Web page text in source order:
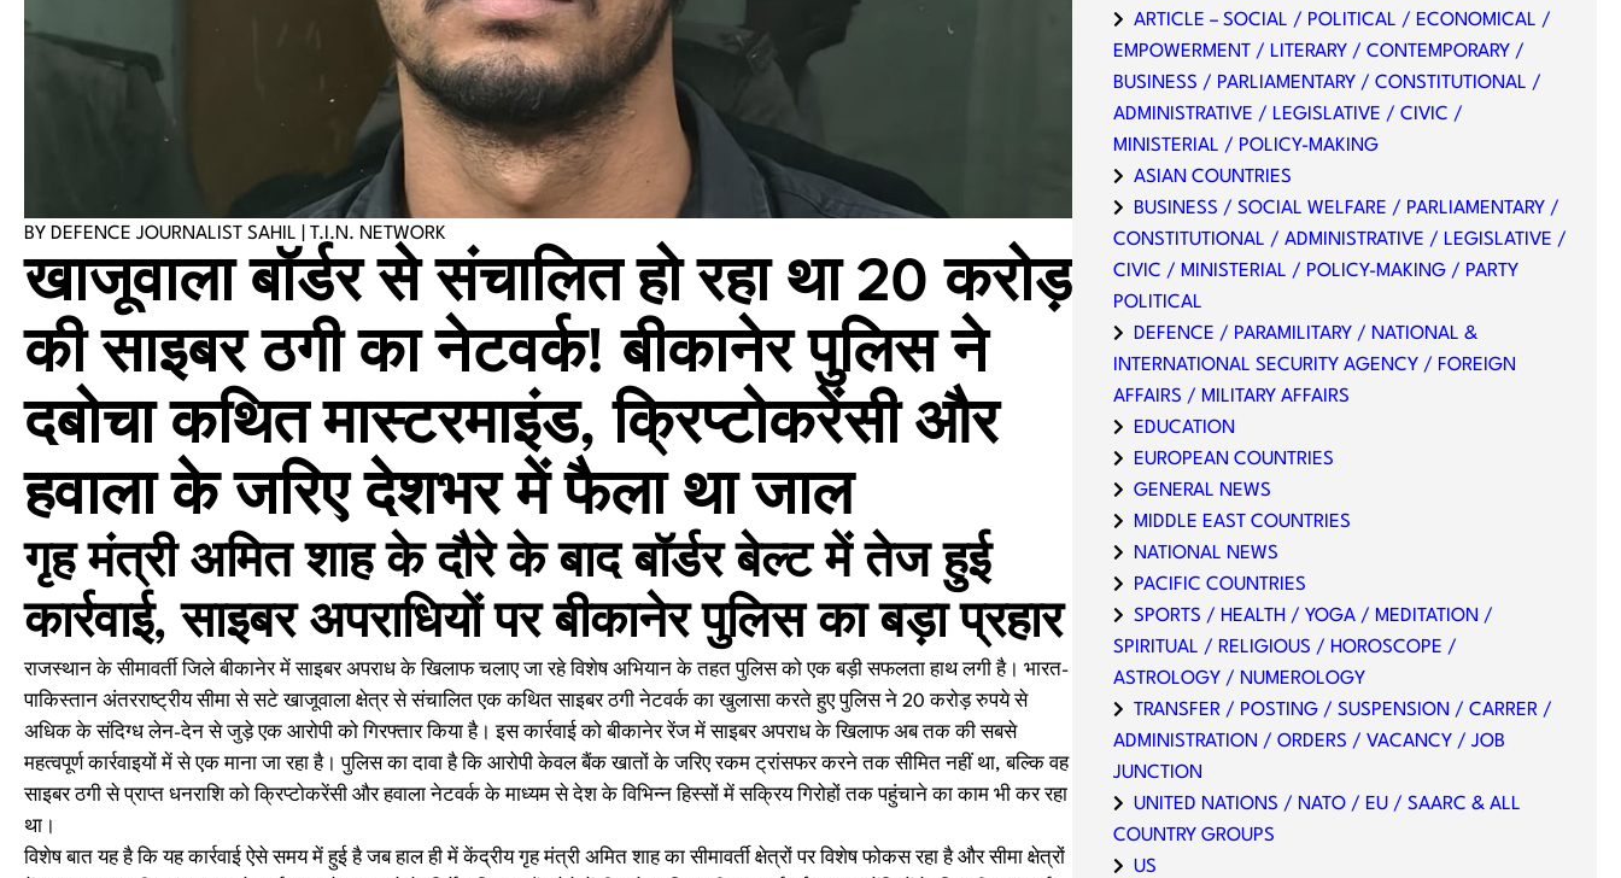
BY DEFENCE JOURNALIST SAHIL | T.I.N. NETWORK
खाजूवाला बॉर्डर से संचालित हो रहा था 20 करोड़
की साइबर ठगी का नेटवर्क! बीकानेर पुलिस ने
दबोचा कथित मास्टरमाइंड, क्रिप्टोकरेंसी और
हवाला के जरिए देशभर में फैला था जाल
गृह मंत्री अमित शाह के दौरे के बाद बॉर्डर बेल्ट में तेज हुई
कार्रवाई, साइबर अपराधियों पर बीकानेर पुलिस का बड़ा प्रहार
राजस्थान के सीमावर्ती जिले बीकानेर में साइबर अपराध के खिलाफ चलाए जा रहे विशेष अभियान के तहत पुलिस को एक बड़ी सफलता हाथ लगी है। भारत-
पाकिस्तान अंतरराष्ट्रीय सीमा से सटे खाजूवाला क्षेत्र से संचालित एक कथित साइबर ठगी नेटवर्क का खुलासा करते हुए पुलिस ने 20 करोड़ रुपये से
अधिक के संदिग्ध लेन-देन से जुड़े एक आरोपी को गिरफ्तार किया है। इस कार्रवाई को बीकानेर रेंज में साइबर अपराध के खिलाफ अब तक की सबसे
महत्वपूर्ण कार्रवाइयों में से एक माना जा रहा है। पुलिस का दावा है कि आरोपी केवल बैंक खातों के जरिए रकम ट्रांसफर करने तक सीमित नहीं था, बल्कि वह
साइबर ठगी से प्राप्त धनराशि को क्रिप्टोकरेंसी और हवाला नेटवर्क के माध्यम से देश के विभिन्न हिस्सों में सक्रिय गिरोहों तक पहुंचाने का काम भी कर रहा
था।
विशेष बात यह है कि यह कार्रवाई ऐसे समय में हुई है जब हाल ही में केंद्रीय गृह मंत्री अमित शाह का सीमावर्ती क्षेत्रों पर विशेष फोकस रहा है और सीमा क्षेत्रों
ARTICLE – SOCIAL / POLITICAL / ECONOMICAL /
EMPOWERMENT / LITERARY / CONTEMPORARY /
BUSINESS / PARLIAMENTARY / CONSTITUTIONAL /
ADMINISTRATIVE / LEGISLATIVE / CIVIC /
MINISTERIAL / POLICY-MAKING
ASIAN COUNTRIES
BUSINESS / SOCIAL WELFARE / PARLIAMENTARY /
CONSTITUTIONAL / ADMINISTRATIVE / LEGISLATIVE /
CIVIC / MINISTERIAL / POLICY-MAKING / PARTY
POLITICAL
DEFENCE / PARAMILITARY / NATIONAL &
INTERNATIONAL SECURITY AGENCY / FOREIGN
AFFAIRS / MILITARY AFFAIRS
EDUCATION
EUROPEAN COUNTRIES
GENERAL NEWS
MIDDLE EAST COUNTRIES
NATIONAL NEWS
PACIFIC COUNTRIES
SPORTS / HEALTH / YOGA / MEDITATION /
SPIRITUAL / RELIGIOUS / HOROSCOPE /
ASTROLOGY / NUMEROLOGY
TRANSFER / POSTING / SUSPENSION / CARRER /
ADMINISTRATION / ORDERS / VACANCY / JOB
JUNCTION
UNITED NATIONS / NATO / EU / SAARC & ALL
COUNTRY GROUPS
US